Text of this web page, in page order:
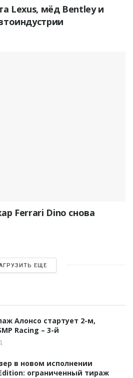
Lexus, мёд Bentley и
Ferrari Dino снова
ЕЩЕ
Алонсо стартует 2-м,
Racing – 3-й
в новом исполнении
ограниченный тираж